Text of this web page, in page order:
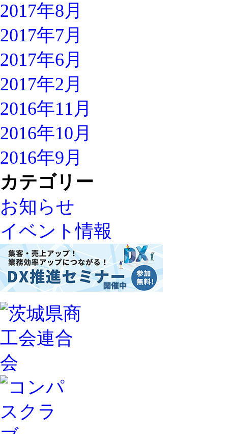
2017年8月
2017年7月
2017年6月
2017年2月
2016年11月
2016年10月
2016年9月
カテゴリー
お知らせ
イベント情報